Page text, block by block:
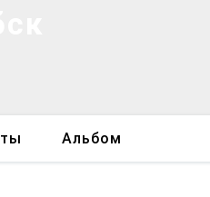
Альбом